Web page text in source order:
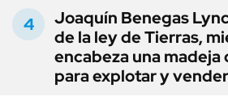
Joaquín Benegas
de la ley de Tierras,
encabeza una madeja
para explotar y